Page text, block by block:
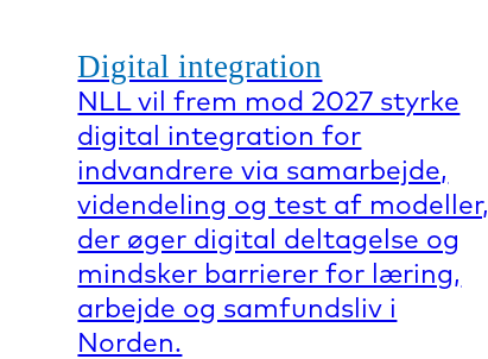
Digital integration
NLL vil frem mod 2027 styrke
digital integration for
indvandrere via samarbejde,
videndeling og test af modeller,
der øger digital deltagelse og
mindsker barrierer for læring,
arbejde og samfundsliv i
Norden.